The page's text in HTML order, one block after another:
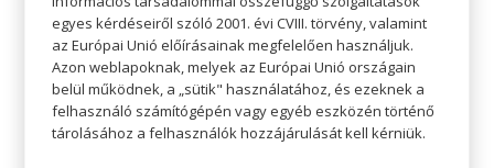
A legkisebb
egyes kérdéseiről szóló 2001. évi CVIII. törvény, valamint
az Európai Unió előírásainak megfelelően használjuk.
Azon weblapoknak, melyek az Európai Unió országain
belül működnek, a „sütik" használatához, és ezeknek a
felhasználó számítógépén vagy egyéb eszközén történő
tárolásához a felhasználók hozzájárulását kell kérniük.